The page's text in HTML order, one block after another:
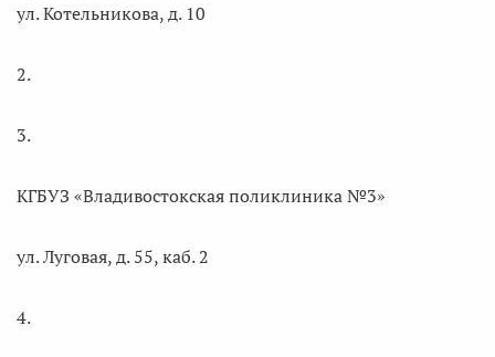
ул. Котельникова, д. 10
2.
3.
КГБУЗ «Владивостокская поликлиника №3»
ул. Луговая, д. 55, каб. 2
4.